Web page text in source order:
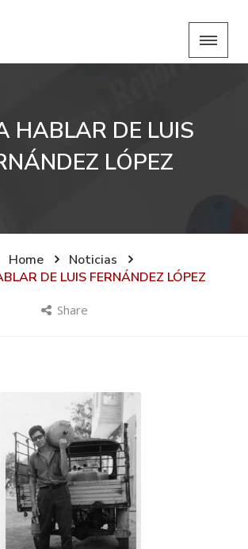
HABLAR DE LUIS
LÓPEZ
Home
Noticias
DE LUIS FERNÁNDEZ LÓPEZ
Share